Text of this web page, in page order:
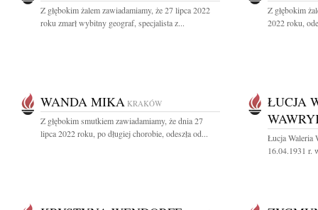
Z głębokim żalem zawiadamiamy, że 27 lipca 2022
roku zmarł wybitny geograf, specjalista z...
Z głębokim
2022 roku,
WANDA MIKA KRAKÓW
Z głębokim smutkiem zawiadamiamy, że dnia 27
lipca 2022 roku, po długiej chorobie, odeszła od...
ŁUCJA
Łucja Waleria
16.04.1931 r.